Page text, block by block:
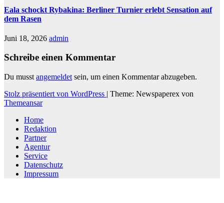
Eala schockt Rybakina: Berliner Turnier erlebt Sensation auf
dem Rasen
Juni 18, 2026 admin
Schreibe einen Kommentar
Du musst angemeldet sein, um einen Kommentar abzugeben.
Stolz präsentiert von WordPress | Theme: Newspaperex von
Themeansar
Home
Redaktion
Partner
Agentur
Service
Datenschutz
Impressum